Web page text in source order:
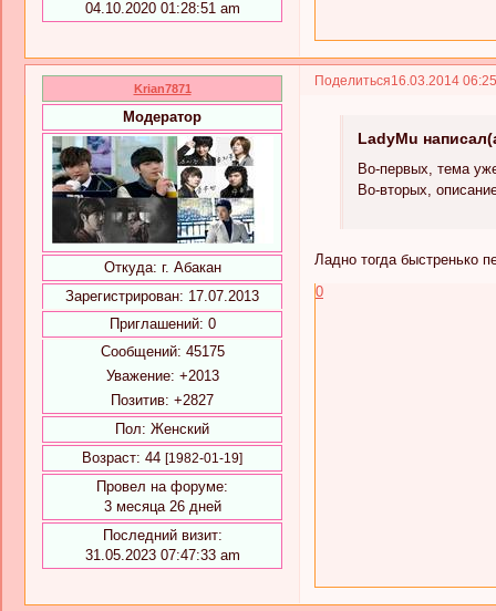
04.10.2020 01:28:51 am
Поделиться16.03.2014
Krian7871
Модератор
Откуда: г. Абакан
Зарегистрирован: 17.07.2013
Приглашений: 0
Сообщений: 45175
Уважение: +2013
Позитив: +2827
Пол: Женский
Возраст: 44 [1982-01-19]
Провел на форуме:
3 месяца 26 дней
Последний визит:
31.05.2023 07:47:33 am
LadyMu
Во-первых, тема
Во-вторых,
Ладно тогда быстренько
0